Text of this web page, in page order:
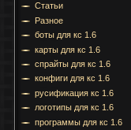
Статьи
Разное
боты для кс 1.6
карты для кс 1.6
спрайты для кс 1.6
конфиги для кс 1.6
русификация кс 1.6
логотипы для кс 1.6
программы для кс 1.6